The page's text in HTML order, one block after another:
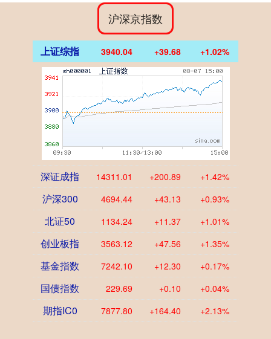
沪深京指数
上证综指 3940.04 +39.68 +1.02%
深证成指 14311.01 +200.89 +1.42%
沪深300 4694.44 +43.13 +0.93%
北证50 1134.24 +11.37 +1.01%
创业板指 3563.12 +47.56 +1.35%
基金指数 7242.10 +12.30 +0.17%
国债指数 229.69 +0.10 +0.04%
期指IC0 7877.80 +164.40 +2.13%